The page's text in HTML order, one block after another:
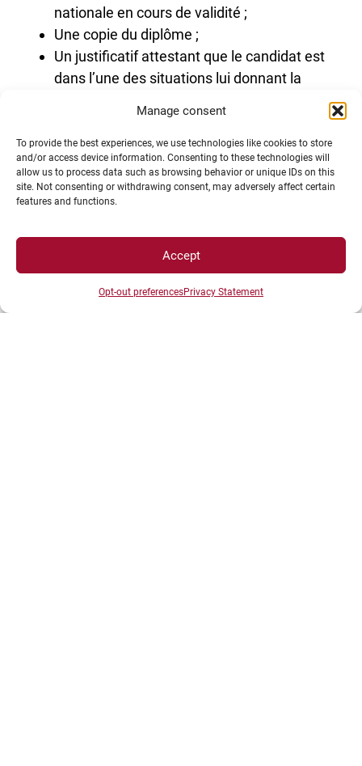
Manage consent
To provide the best experiences, we use technologies like cookies to store
and/or access device information. Consenting to these technologies will
allow us to process data such as browsing behavior or unique IDs on this
site. Not consenting or withdrawing consent, may adversely affect certain
features and functions.
Accept
Opt-out preferencesPrivacy Statement
nationale en cours de validité ;
Une copie du diplôme ;
Un justificatif attestant que le candidat est
dans l’une des situations lui donnant la
téléchargez la liste des
Bénéficiaires de l’Obligation d’Emploi)